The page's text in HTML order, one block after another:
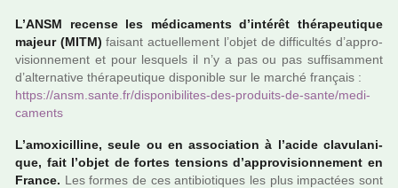
L’ANSM recense les médi­ca­ments d’inté­rêt thé­ra­peu­ti­que
majeur (MITM)fai­sant actuel­le­ment l’objet de dif­fi­cultés d’appro­
vi­sion­ne­ment et pour les­quels il n’y a pas ou pas suf­fi­sam­ment
d’alter­na­tive thé­ra­peu­ti­que dis­po­ni­ble sur le marché fran­çais :
https://ansm.sante.fr/dis­po­ni­bi­li­tes-des-pro­duits-de-sante/medi­
ca­ments
L’amoxi­cil­line, seule ou en asso­cia­tion à l’acide cla­vu­la­ni­
que, fait l’objet de fortes ten­sions d’appro­vi­sion­ne­ment en
France. Les formes de ces anti­bio­ti­ques les plus impac­tées sont